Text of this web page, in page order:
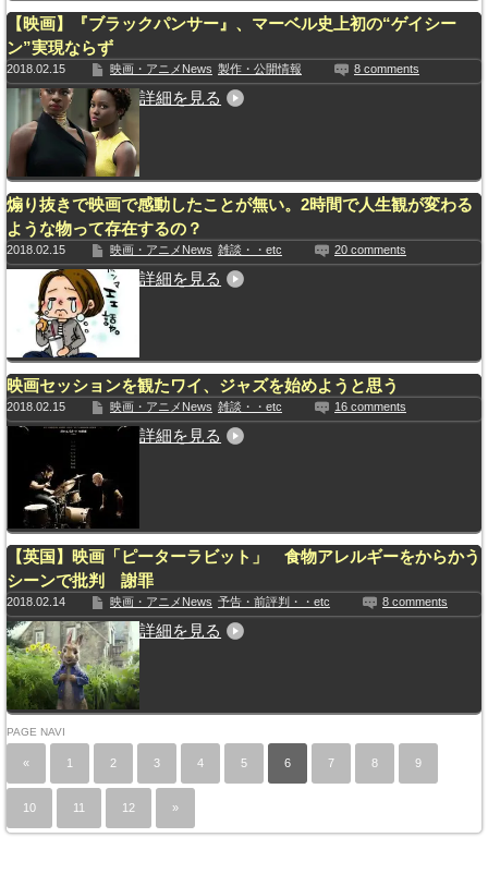
【映画】『ブラックパンサー』、マーベル史上初の“ゲイシー
ン”実現ならず
2018.02.15 映画・アニメNews 製作・公開情報 8 comments
詳細を見る
煽り抜きで映画で感動したことが無い。2時間で人生観が変わる
ような物って存在するの？
2018.02.15 映画・アニメNews 雑談・・etc 20 comments
詳細を見る
映画セッションを観たワイ、ジャズを始めようと思う
2018.02.15 映画・アニメNews 雑談・・etc 16 comments
詳細を見る
【英国】映画「ピーターラビット」 食物アレルギーをからかう
シーンで批判 謝罪
2018.02.14 映画・アニメNews 予告・前評判・・etc 8 comments
詳細を見る
PAGE NAVI
« 1 2 3 4 5 6 7 8 9
10 11 12 »